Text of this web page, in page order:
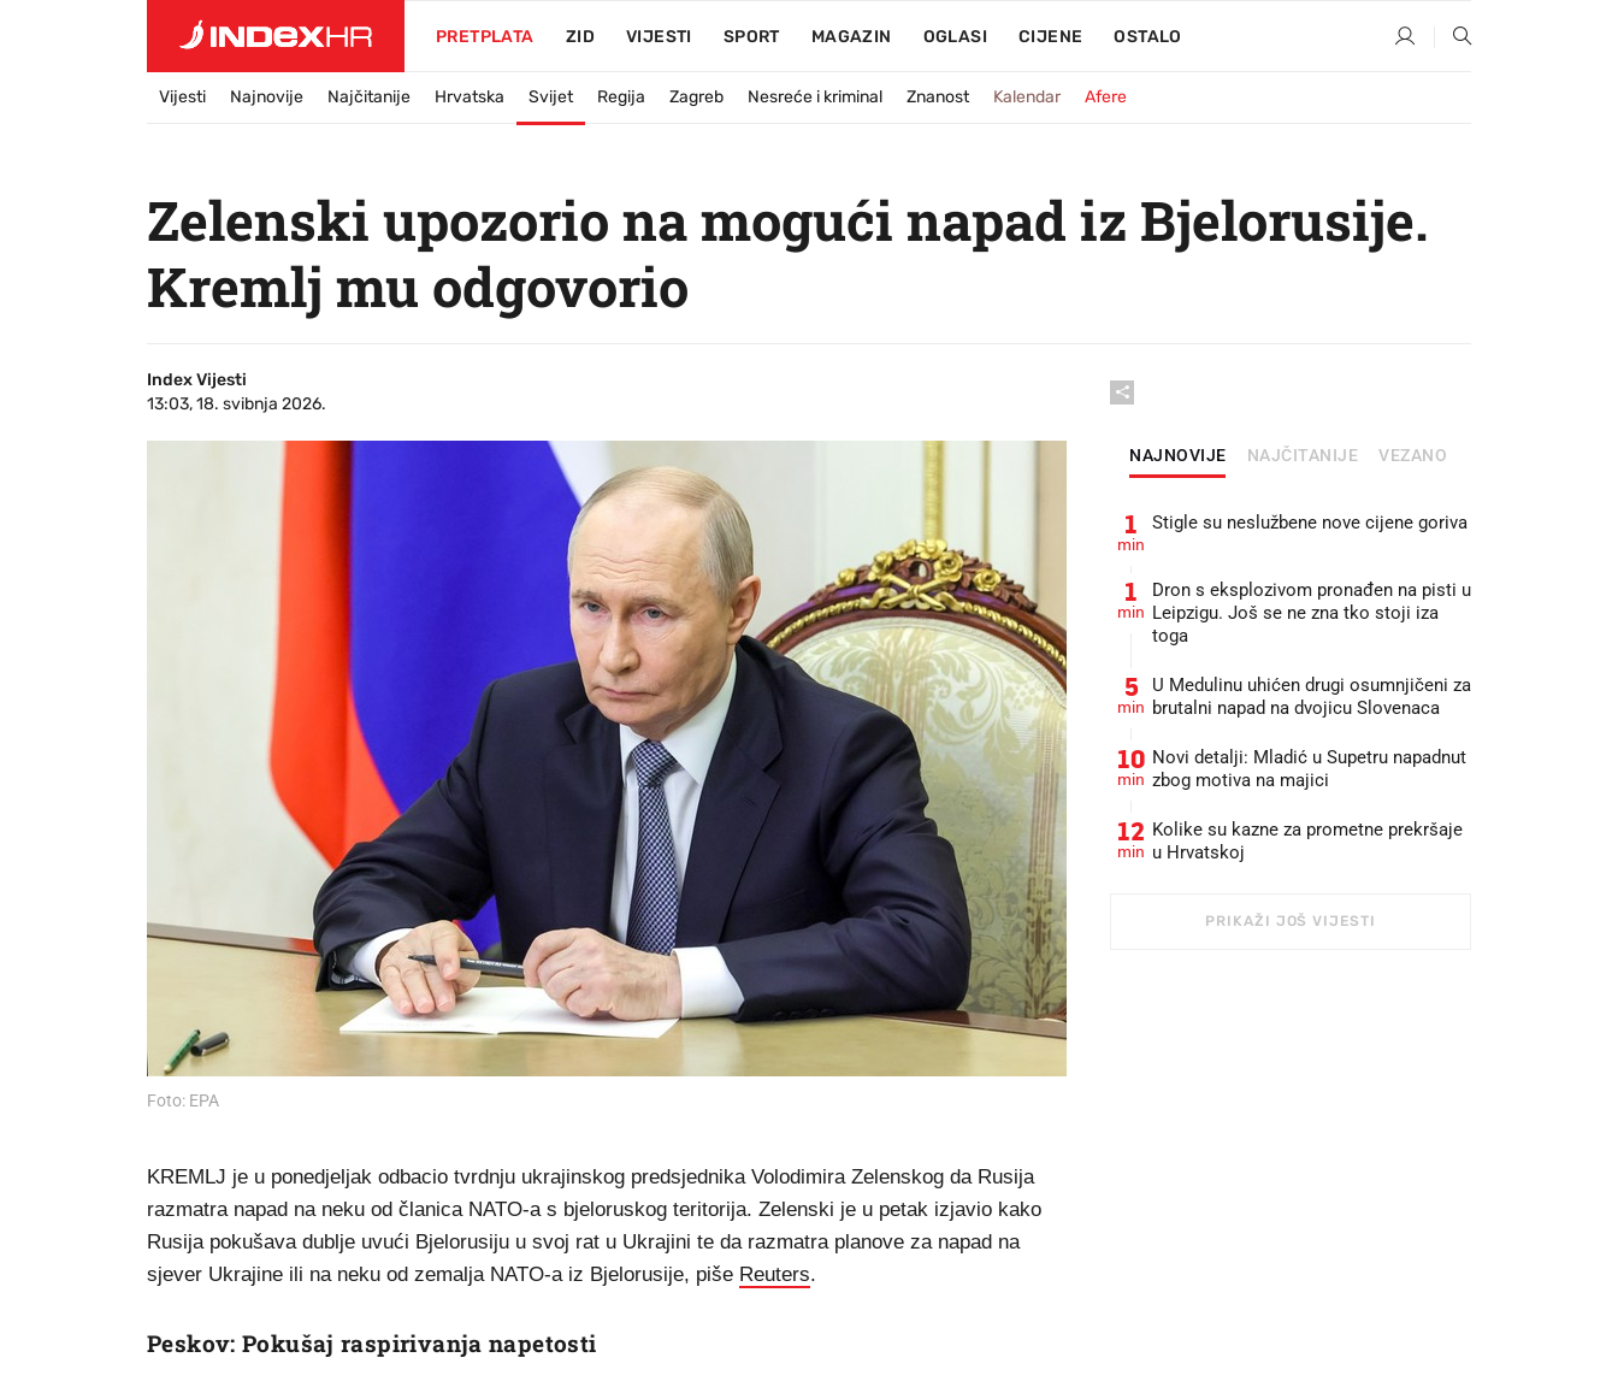
PRETPLATA ZID VIJESTI SPORT MAGAZIN OGLASI CIJENE OSTALO
Vijesti Najnovije Najčitanije Hrvatska Svijet Regija Zagreb Nesreće i kriminal Znanost Kalendar Afere
Zelenski upozorio na mogući napad iz Bjelorusije.
Kremlj mu odgovorio
Index Vijesti
13:03, 18. svibnja 2026.
Foto: EPA
KREMLJ je u ponedjeljak odbacio tvrdnju ukrajinskog predsjednika Volodimira Zelenskog da Rusija
razmatra napad na neku od članica NATO-a s bjeloruskog teritorija. Zelenski je u petak izjavio kako
Rusija pokušava dublje uvući Bjelorusiju u svoj rat u Ukrajini te da razmatra planove za napad na
sjever Ukrajine ili na neku od zemalja NATO-a iz Bjelorusije, piše Reuters.
Peskov: Pokušaj raspirivanja napetosti
NAJNOVIJE NAJČITANIJE VEZANO
1
min
Stigle su neslužbene nove cijene goriva
1
min
Dron s eksplozivom pronađen na pisti u
Leipzigu. Još se ne zna tko stoji iza
toga
5
min
U Medulinu uhićen drugi osumnjičeni za
brutalni napad na dvojicu Slovenaca
10
min
Novi detalji: Mladić u Supetru napadnut
zbog motiva na majici
12
min
Kolike su kazne za prometne prekršaje
u Hrvatskoj
PRIKAŽI JOŠ VIJESTI